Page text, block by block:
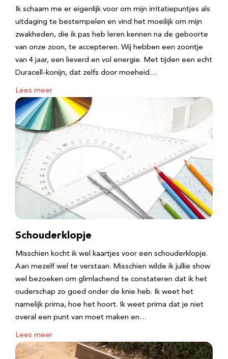
Ik schaam me er eigenlijk voor om mijn irritatiepuntjes als
uitdaging te bestempelen en vind het moeilijk om mijn
zwakheden, die ik pas heb leren kennen na de geboorte
van onze zoon, te accepteren. Wij hebben een zoontje
van 4 jaar, een lieverd en vol energie. Met tijden een echt
Duracell-konijn, dat zelfs door moeheid…
Lees meer
Schouderklopje
Misschien kocht ik wel kaartjes voor een schouderklopje.
Aan mezelf wel te verstaan. Misschien wilde ik jullie show
wel bezoeken om glimlachend te constateren dat ik het
ouderschap zo goed onder de knie heb. Ik weet het
namelijk prima, hoe het hoort. Ik weet prima dat je niet
overal een punt van moet maken en…
Lees meer